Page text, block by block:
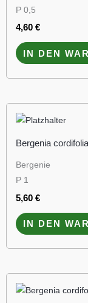
P 0,5
4,60 €
IN DEN
Bergenia
Bergenie
P 1
5,60 €
IN DEN